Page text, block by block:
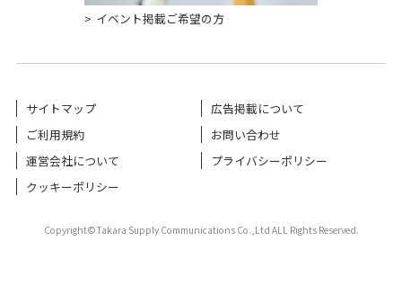
イベント掲載ご希望の方
サイトマップ
広告掲載について
ご利用規約
お問い合わせ
運営会社について
プライバシーポリシー
クッキーポリシー
Copyright©Takara Supply Communications Co.,Ltd ALL Rights Reserved.